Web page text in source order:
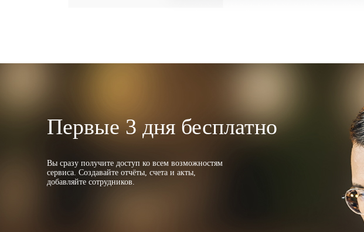
Первые 3 дня бесплатно
Вы сразу получите доступ ко всем возможностям
сервиса. Создавайте отчёты, счета и акты,
добавляйте сотрудников.